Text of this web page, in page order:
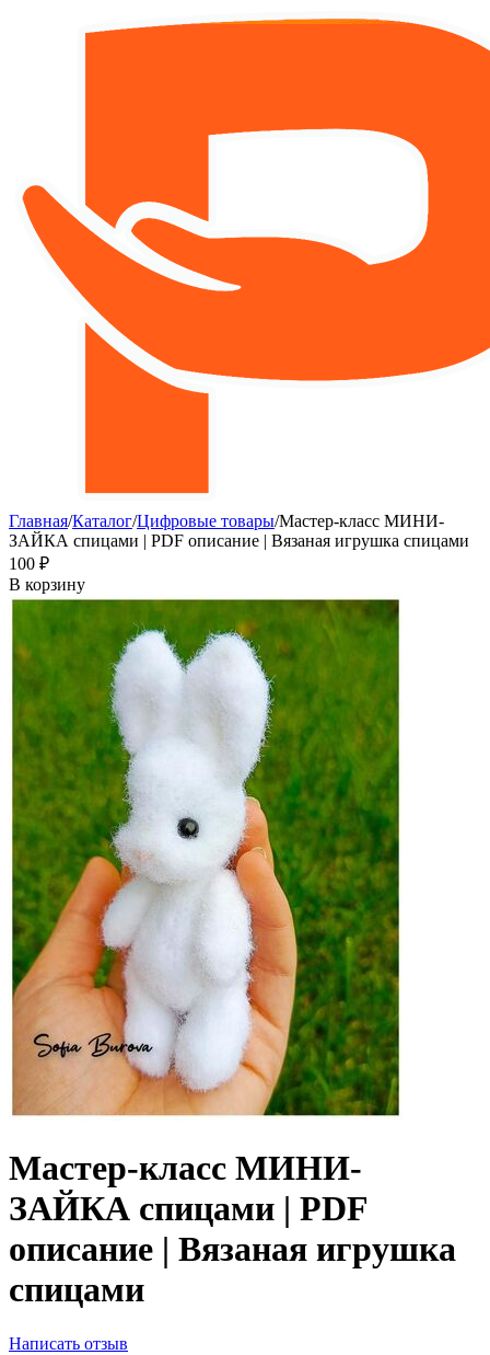
Главная/Каталог/Цифровые товары/Мастер-класс МИНИ-
ЗАЙКА спицами | PDF описание | Вязаная игрушка спицами
‍100‍ ₽
В корзину
Мастер-класс МИНИ-
ЗАЙКА спицами | PDF
описание | Вязаная игрушка
спицами
Написать отзыв